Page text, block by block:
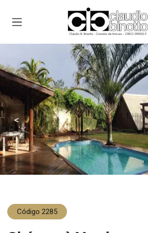
Página inicial
<
Código 2285